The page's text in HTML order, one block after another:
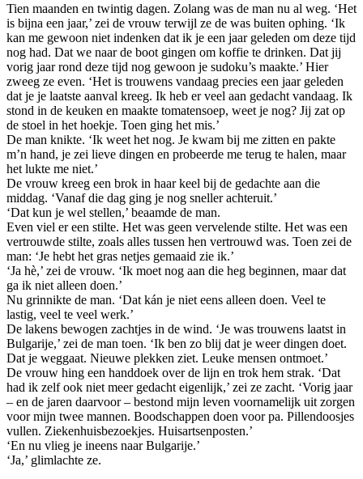
Tien maanden en twintig dagen. Zolang was de man nu al weg. ‘Het
is bijna een jaar,’ zei de vrouw terwijl ze de was buiten ophing. ‘Ik
kan me gewoon niet indenken dat ik je een jaar geleden om deze tijd
nog had. Dat we naar de boot gingen om koffie te drinken. Dat jij
vorig jaar rond deze tijd nog gewoon je sudoku’s maakte.’ Hier
zweeg ze even. ‘Het is trouwens vandaag precies een jaar geleden
dat je je laatste aanval kreeg. Ik heb er veel aan gedacht vandaag. Ik
stond in de keuken en maakte tomatensoep, weet je nog? Jij zat op
de stoel in het hoekje. Toen ging het mis.’
De man knikte. ‘Ik weet het nog. Je kwam bij me zitten en pakte
m’n hand, je zei lieve dingen en probeerde me terug te halen, maar
het lukte me niet.’
De vrouw kreeg een brok in haar keel bij de gedachte aan die
middag. ‘Vanaf die dag ging je nog sneller achteruit.’
‘Dat kun je wel stellen,’ beaamde de man.
Even viel er een stilte. Het was geen vervelende stilte. Het was een
vertrouwde stilte, zoals alles tussen hen vertrouwd was. Toen zei de
man: ‘Je hebt het gras netjes gemaaid zie ik.’
‘Ja hè,’ zei de vrouw. ‘Ik moet nog aan die heg beginnen, maar dat
ga ik niet alleen doen.’
Nu grinnikte de man. ‘Dat kán je niet eens alleen doen. Veel te
lastig, veel te veel werk.’
De lakens bewogen zachtjes in de wind. ‘Je was trouwens laatst in
Bulgarije,’ zei de man toen. ‘Ik ben zo blij dat je weer dingen doet.
Dat je weggaat. Nieuwe plekken ziet. Leuke mensen ontmoet.’
De vrouw hing een handdoek over de lijn en trok hem strak. ‘Dat
had ik zelf ook niet meer gedacht eigenlijk,’ zei ze zacht. ‘Vorig jaar
– en de jaren daarvoor – bestond mijn leven voornamelijk uit zorgen
voor mijn twee mannen. Boodschappen doen voor pa. Pillendoosjes
vullen. Ziekenhuisbezoekjes. Huisartsenposten.’
‘En nu vlieg je ineens naar Bulgarije.’
‘Ja,’ glimlachte ze.